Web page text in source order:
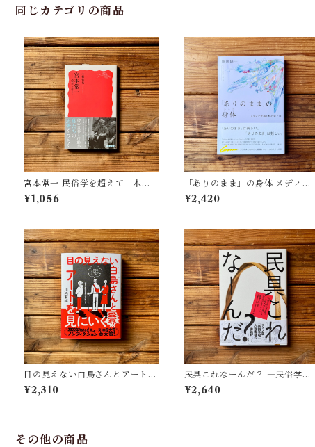
同じカテゴリの商品
宮本常一 民俗学を超えて｜木村
哲也
¥1,056
「ありのまま」の身体 メディア
が描く私の見た目 | 藤嶋 陽子(著)
¥2,420
目の見えない白鳥さんとアートを
見にいく | 川内 有緒
¥2,310
民具これなーんだ？ ―民俗学
者・宮本常一が美術大学に遺した
民具コレクション | 加藤幸治(監
¥2,640
その他の商品